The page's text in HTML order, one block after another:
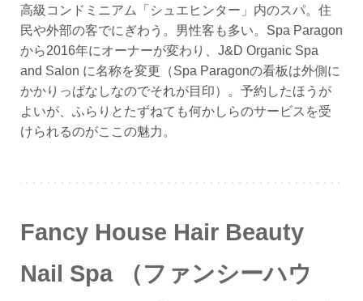
高級コンドミニアム「シュエヒンター」内のスパ。住
民や外部の客でにぎわう。男性客も多い。Spa Paragon
から2016年にオーナーが変わり、J&D Organic Spa
and Salon に名称を変更（Spa Paragonの看板は外側に
かかりっぱなしなのでそれが目印）。予約したほうが
よいが、ふらりとたずねても何かしらのサービスを受
けられるのがここの魅力。
Fancy House Hair Beauty
Nail Spa （ファンシーハウ